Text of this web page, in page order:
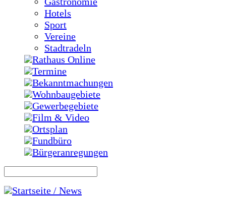
Hotels
Sport
Vereine
Stadtradeln
Rathaus Online
Termine
Bekanntmachungen
Wohnbaugebiete
Gewerbegebiete
Film & Video
Ortsplan
Fundbüro
Bürgeranregungen
Startseite / News